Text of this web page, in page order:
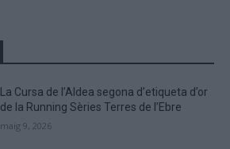
La Cursa de l’Aldea segona d’etiqueta d’or
de la Running Sèries Terres de l’Ebre
maig 9, 2026